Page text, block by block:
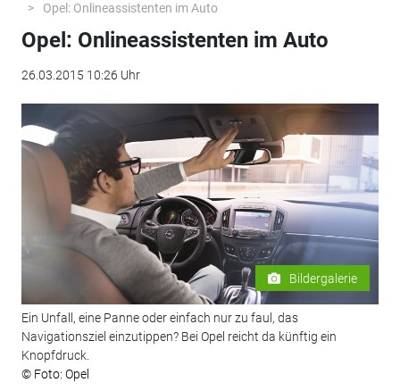
Opel: Onlineassistenten im Auto
Opel: Onlineassistenten im Auto
26.03.2015 10:26 Uhr
Bildergalerie
Ein Unfall, eine Panne oder einfach nur zu faul, das
Navigationsziel einzutippen? Bei Opel reicht da künftig ein
Knopfdruck.
© Foto: Opel